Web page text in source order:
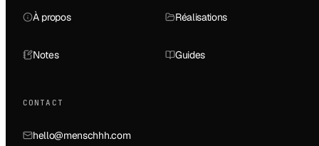
À propos Réalisations
Notes Guides
CONTACT
hello@menschhh.com